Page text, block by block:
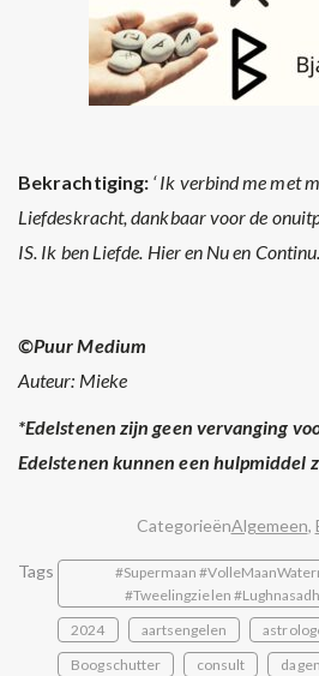
Bekrachtiging: ‘ Ik verbind me met
Liefdeskracht, dankbaar voor de
IS. Ik ben Liefde. Hier en Nu en
©Puur Medium
Auteur: Mieke
*Edelstenen zijn geen vervanging
Edelstenen kunnen een hulpmiddel
CategorieënAlgemeen,
Tags
#Supermaan
#Tweelingzielen
2024
aartsengelen
Boogschutter
consult